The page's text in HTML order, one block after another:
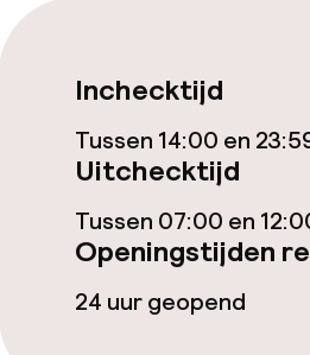
Diner, vast menu
Roomservice
Dieetopties
Vegetarische opties
Inchecktijd
Tussen 14:00 en
Uitchecktijd
Tussen 07:00 en
Openingstijden
24 uur geopend